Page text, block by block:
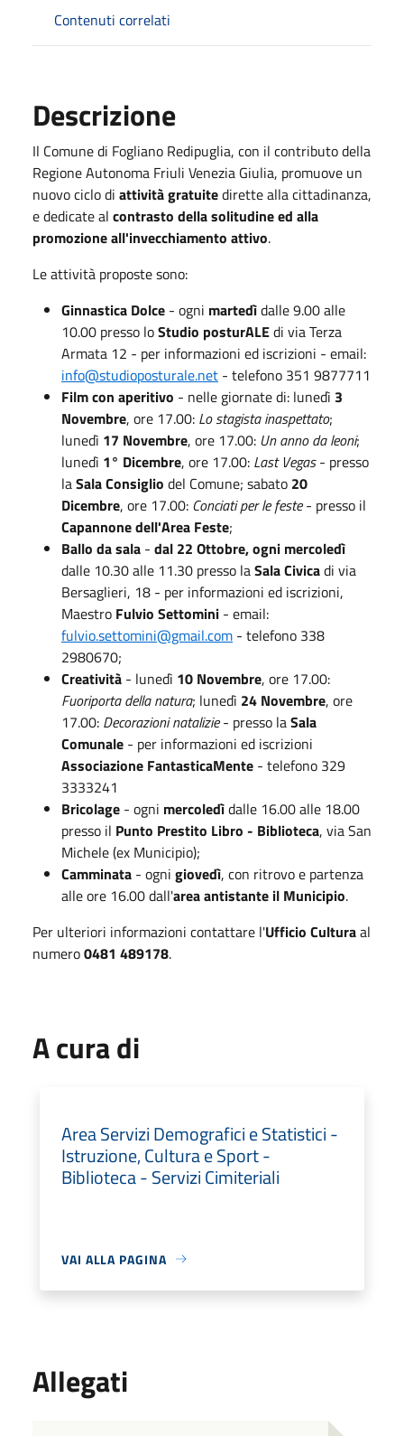
Contenuti correlati
Descrizione
Il Comune di Fogliano Redipuglia, con il contributo della
Regione Autonoma Friuli Venezia Giulia, promuove un
nuovo ciclo di attività gratuitedirette alla cittadinanza,
e dedicate al contrasto della solitudine ed alla
promozione all'invecchiamento attivo.
Le attività proposte sono:
Ginnastica Dolce - ogni martedìdalle 9.00 alle
10.00 presso loStudio posturALEdi via Terza
Armata 12 - per informazioni ed iscrizioni - email:
info@studioposturale.net - telefono 351 9877711
Film con aperitivo - nelle giornate di: lunedì 3
Novembre, ore 17.00: Lo stagista inaspettato;
lunedì 17 Novembre, ore 17.00: Un anno da leoni;
lunedì 1° Dicembre, ore 17.00: Last Vegas- presso
laSala Consiglio del Comune; sabato 20
Dicembre, ore 17.00: Conciati per le feste- presso il
Capannone dell'Area Feste;
Ballo da sala - dal 22 Ottobre, ogni mercoledì
dalle 10.30 alle 11.30 presso laSala Civicadi via
Bersaglieri, 18 - per informazioni ed iscrizioni,
Maestro Fulvio Settomini - email:
fulvio.settomini@gmail.com - telefono 338
2980670;
Creatività - lunedì 10 Novembre, ore 17.00:
Fuoriporta della natura; lunedì 24 Novembre, ore
17.00: Decorazioni natalizie- presso laSala
Comunale - per informazioni ed iscrizioni
Associazione FantasticaMente - telefono 329
3333241
Bricolage - ogni mercoledìdalle 16.00 alle 18.00
presso il Punto Prestito Libro - Biblioteca, via San
Michele (ex Municipio);
Camminata - ogni giovedì, con ritrovo e partenza
alle ore 16.00 dall'area antistante il Municipio.
Per ulteriori informazioni contattare l'Ufficio Culturaal
numero0481 489178.
A cura di
Area Servizi Demografici e Statistici -
Istruzione, Cultura e Sport -
Biblioteca - Servizi Cimiteriali
VAI ALLA PAGINA
Allegati